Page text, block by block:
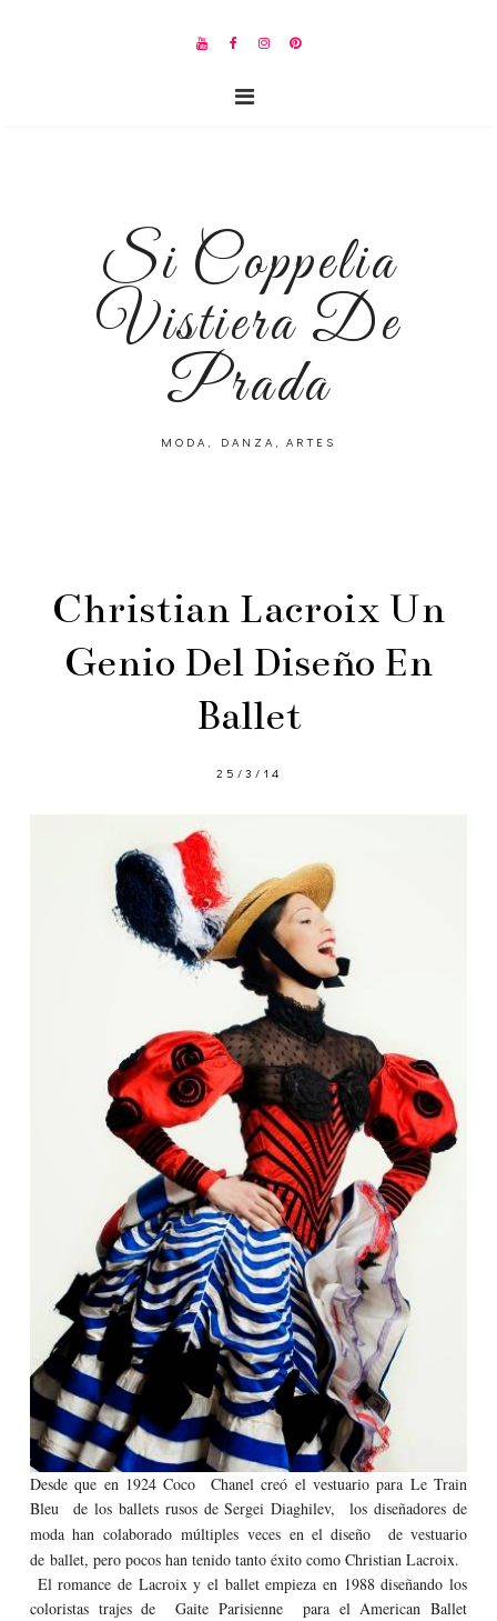
Si Coppelia
Vistiera De
Prada
MODA, DANZA, ARTES
Christian Lacroix Un
Genio Del Diseño En
Ballet
25/3/14
Desde que en 1924 Coco Chanel creó el vestuariopara Le Train
Bleu de los ballets rusos de Sergei Diaghilev, los diseñadores de
moda han colaborado múltiplesveces en el diseño de vestuario
de ballet, pero pocos han tenido tanto éxito como Christian Lacroix.
El romance de Lacroix y el ballet empieza en 1988 diseñando los
coloristas trajes de Gaite Parisienne para el American Ballet